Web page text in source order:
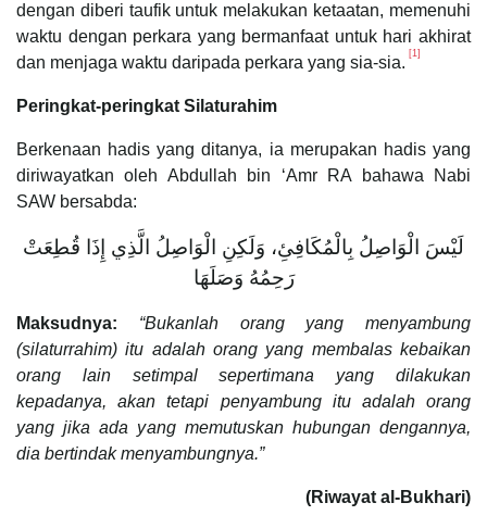
dengan diberi taufik untuk melakukan ketaatan, memenuhi
waktu dengan perkara yang bermanfaat untuk hari akhirat
dan menjaga waktu daripada perkara yang sia-sia. [1]
Peringkat-peringkat Silaturahim
Berkenaan hadis yang ditanya, ia merupakan hadis yang
diriwayatkan oleh Abdullah bin ‘Amr RA bahawa Nabi
SAW bersabda:
لَيْسَ الْوَاصِلُ بِالْمُكَافِئِ، وَلَكِنِ الْوَاصِلُ الَّذِي إِذَا قُطِعَتْ
رَحِمُهُ وَصَلَهَا
Maksudnya:
“Bukanlah orang yang menyambung
(silaturrahim) itu adalah orang yang membalas kebaikan
orang lain setimpal sepertimana yang dilakukan
kepadanya, akan tetapi penyambung itu adalah orang
yang jika ada yang memutuskan hubungan dengannya,
dia bertindak menyambungnya.”
(Riwayat al-Bukhari)